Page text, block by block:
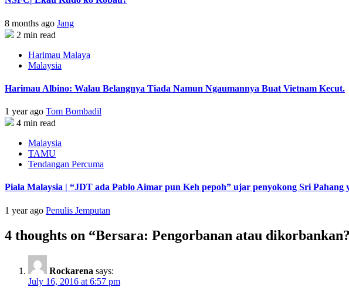
8 months ago Jang
2 min read
Harimau Malaya
Malaysia
Harimau Albino: Walau Belangnya Tiada Namun Ngaumannya Buat Vietnam Kecut.
1 year ago Tom Bombadil
4 min read
Malaysia
TAMU
Tendangan Percuma
Piala Malaysia | “JDT ada Pablo Aimar pun Keh pepoh” ujar penyokong Sri Pahang
1 year ago Penulis Jemputan
4 thoughts on “Bersara: Pengorbanan atau dikorbankan?
Rockarena says:
July 16, 2016 at 6:57 pm